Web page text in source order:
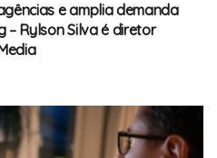
e amplia demanda
Rylson Silva é diretor